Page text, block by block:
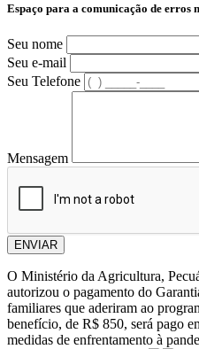
Espaço para a comunicação de erros
Seu nome
Seu e-mail
Seu Telefone
Mensagem
ENVIAR
O Ministério da Agricultura,
autorizou o pagamento do
familiares que aderiram ao
benefício, de R$ 850, será pago
medidas de enfrentamento à